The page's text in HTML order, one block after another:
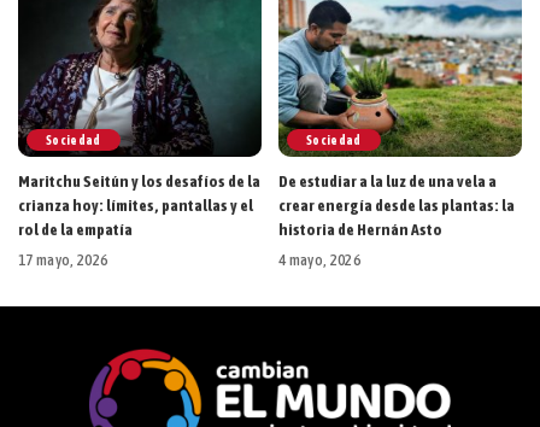
Sociedad
Maritchu Seitún y los desafíos de la
crianza hoy: límites, pantallas y el
rol de la empatía
17 mayo, 2026
Sociedad
De estudiar a la luz de una vela a
crear energía desde las plantas: la
historia de Hernán Asto
4 mayo, 2026